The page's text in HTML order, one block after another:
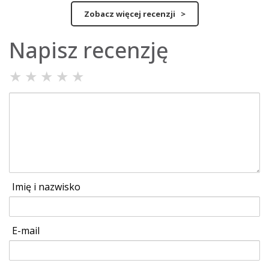
Zobacz więcej recenzji >
Napisz recenzję
★ ★ ★ ★ ★
Imię i nazwisko
E-mail